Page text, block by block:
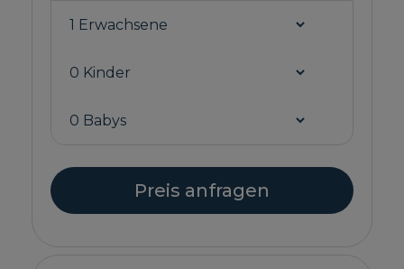
Preis anfragen